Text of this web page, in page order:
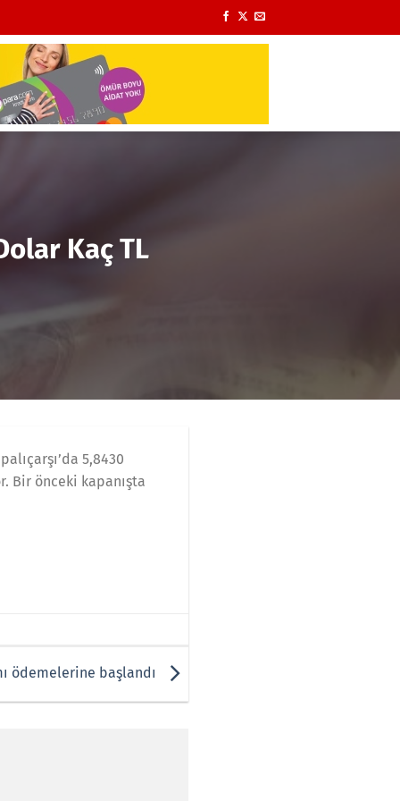
Kaç TL
5,8430
Bir önceki kapanışta
ödemelerine başlandı